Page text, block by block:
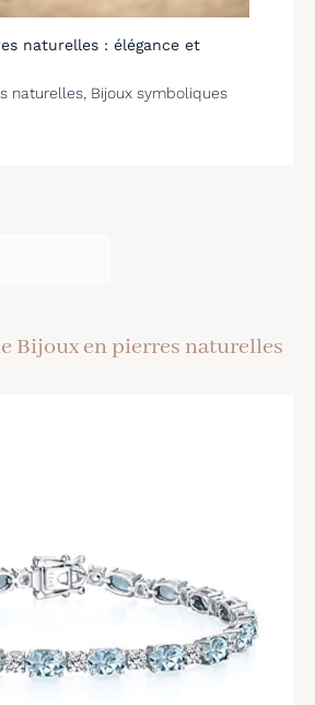
naturelles : élégance et
naturelles Bijoux symboliques
Bijoux en pierres naturelles